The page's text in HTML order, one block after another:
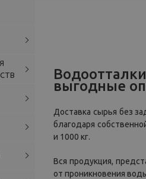
выгодные
Доставка сырья без
благодаря
и 1000 кг.
Вся продукция,
от проникновения